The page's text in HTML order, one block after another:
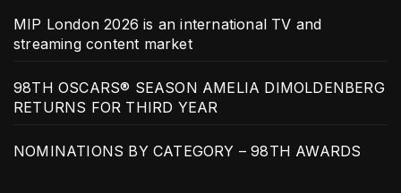
MIP London 2026 is an international TV and
streaming content market
98TH OSCARS® SEASON AMELIA DIMOLDENBERG
RETURNS FOR THIRD YEAR
NOMINATIONS BY CATEGORY – 98TH AWARDS